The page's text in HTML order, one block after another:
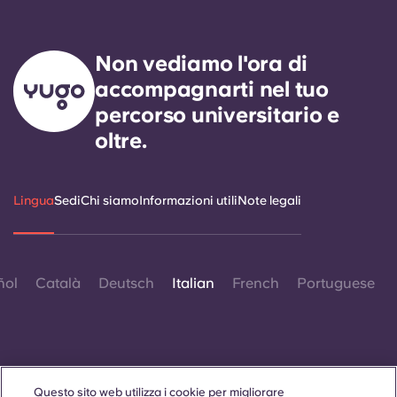
Non vediamo l'ora di
accompagnarti nel tuo
percorso universitario e
oltre.
LinguaSediChi siamoInformazioni utiliNote legali
Català Deutsch Italian French Portuguese
Questo sito web utilizza i cookie per migliorare